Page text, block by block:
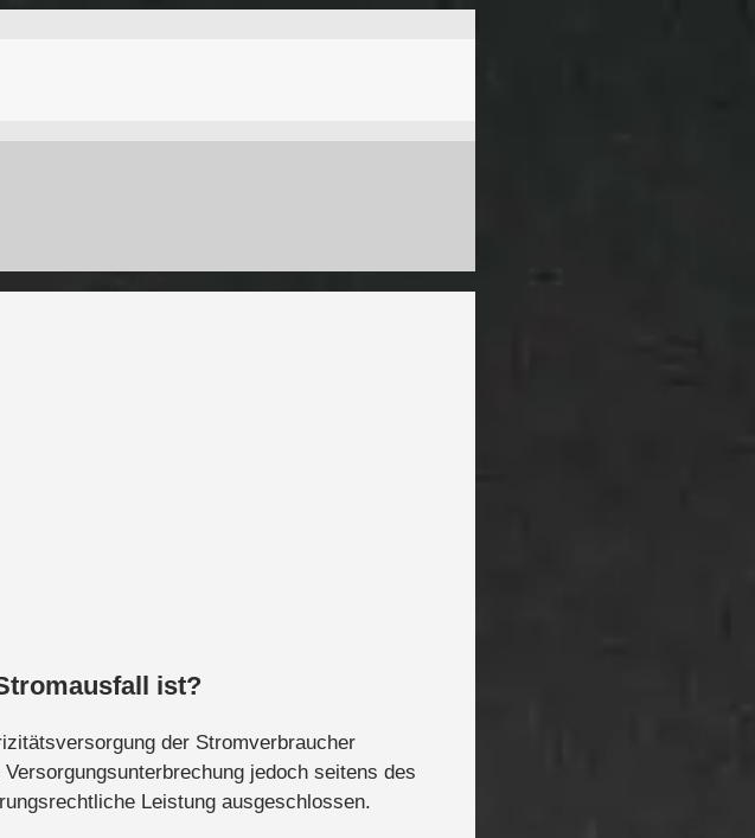
ist?
der Stromverbraucher
jedoch seitens des
Leistung ausgeschlossen.